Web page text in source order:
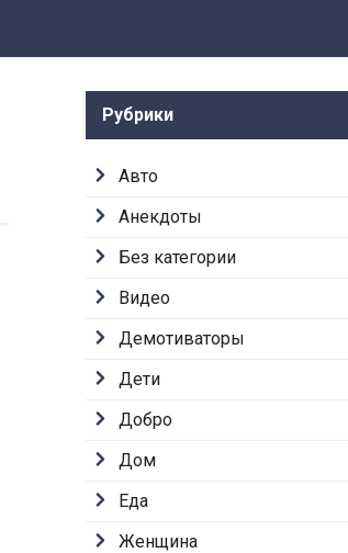
Рубрики
Авто
Анекдоты
Без категории
Видео
Демотиваторы
Дети
Добро
Дом
Еда
Женщина